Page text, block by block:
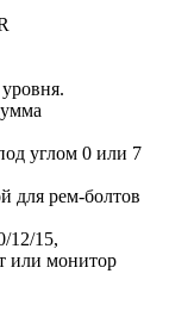
углом 0 или 7
для рем-болтов
12/15,
или монитор